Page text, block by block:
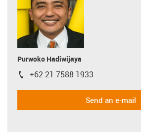
Purwoko Hadiwijaya
igus-icon-phone
+62 21 7588 1933
Send an e-mail